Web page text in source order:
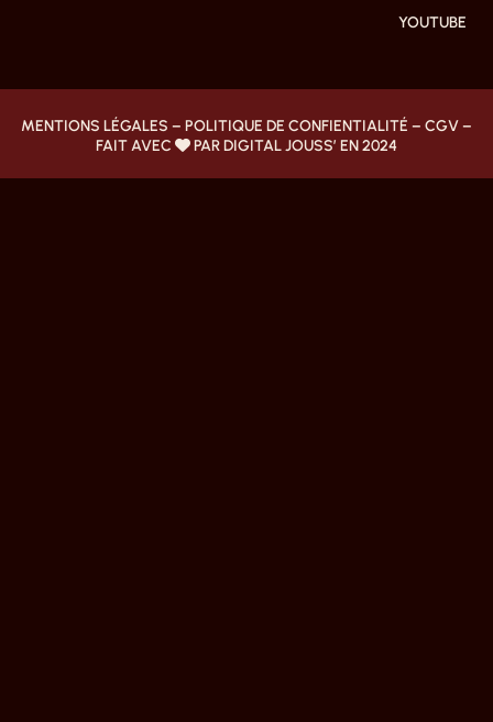
YOUTUBE
MENTIONS LÉGALES – POLITIQUE DE CONFIENTIALITÉ – CGV–
FAIT AVEC
PAR DIGITAL JOUSS’ EN 2024